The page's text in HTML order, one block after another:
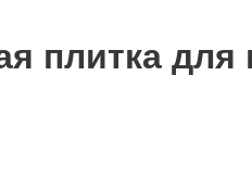
плитка для